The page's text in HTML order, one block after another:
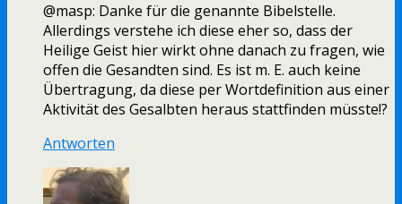
@masp: Danke für die genannte Bibelstelle.
Allerdings verstehe ich diese eher so, dass der
Heilige Geist hier wirkt ohne danach zu fragen, wie
offen die Gesandten sind. Es ist m. E. auch keine
Übertragung, da diese per Wortdefinition aus einer
Aktivität des Gesalbten heraus stattfinden müsste!?
Antworten